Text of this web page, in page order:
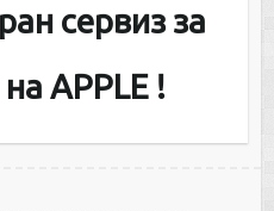
сервиз за
APPLE !